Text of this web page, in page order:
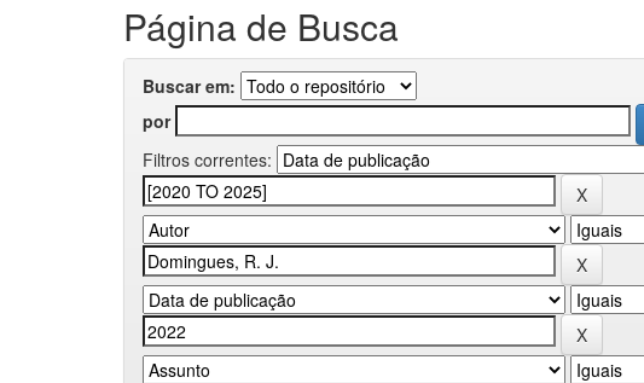
Página de Busca
Buscar em:
por
Filtros correntes: